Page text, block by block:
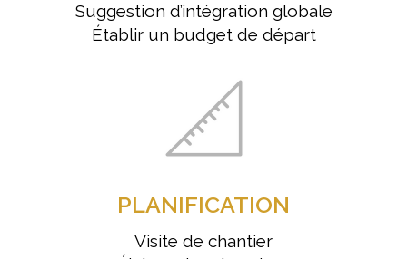
Suggestion d’intégration globale
Établir un budget de départ
PLANIFICATION
Visite de chantier